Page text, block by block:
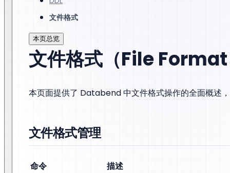
文件格式
本页总览
文件格式（File
本页面提供了 Databend 中文件格式操作的全面概述
文件格式管理
命令 描述